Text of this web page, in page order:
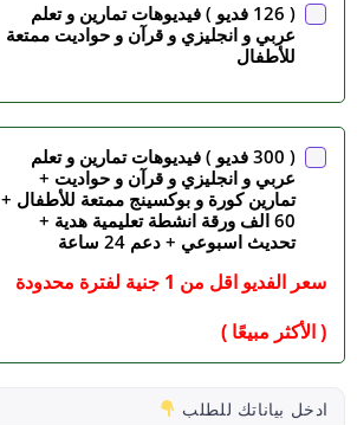
( 126 فديو ) فيديوهات تمارين و تعلم
عربي و انجليزي و قرآن و حواديت ممتعة
للأطفال
( 300 فديو ) فيديوهات تمارين و تعلم
عربي و انجليزي و قرآن و حواديت +
تمارين كورة و بوكسينج ممتعة للأطفال +
60 الف ورقة انشطة تعليمية هدية +
تحديث اسبوعي + دعم 24 ساعة
سعر الفديو اقل من 1 جنية لفترة محدودة
( الأكثر مبيعًا )
ادخل بياناتك للطلب